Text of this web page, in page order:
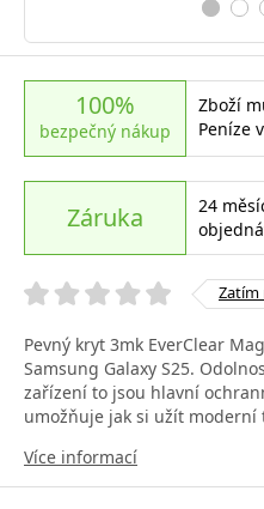
100%
bezpečný nákup
Zboží
Peníze
Záruka
24
Zatím
Pevný kryt 3mk EverClear
Samsung Galaxy S25.
zařízení to jsou hlavní
umožňuje jak si užít moderní
Více informací